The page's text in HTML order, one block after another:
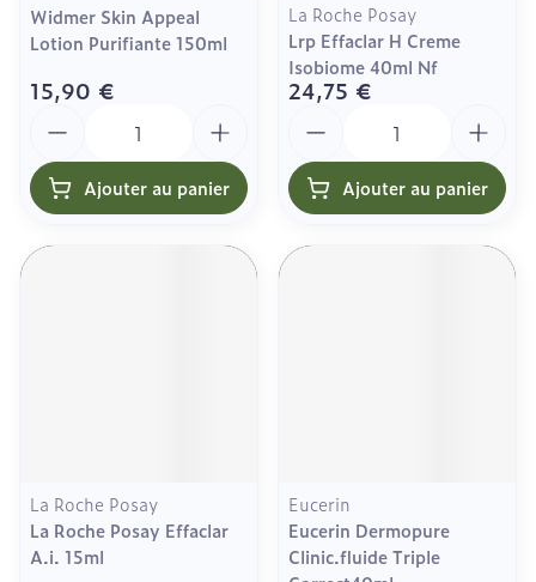
Widmer Skin Appeal
Lotion Purifiante 150ml
15,90 €
Ajouter au panier
La Roche Posay
Lrp Effaclar H Creme
Isobiome 40ml Nf
24,75 €
Ajouter au panier
La Roche Posay
La Roche Posay Effaclar
A.i. 15ml
Eucerin
Eucerin Dermopure
Clinic.fluide Triple